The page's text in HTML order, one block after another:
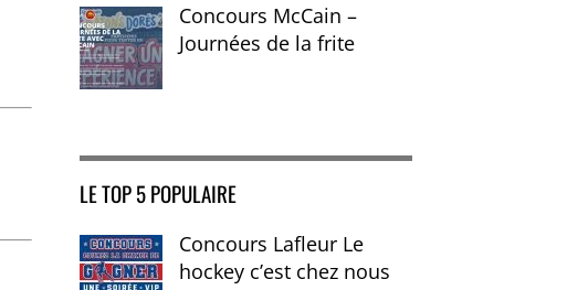
Concours McCain –
Journées de la frite
LE TOP 5 POPULAIRE
Concours Lafleur Le
hockey c’est chez nous